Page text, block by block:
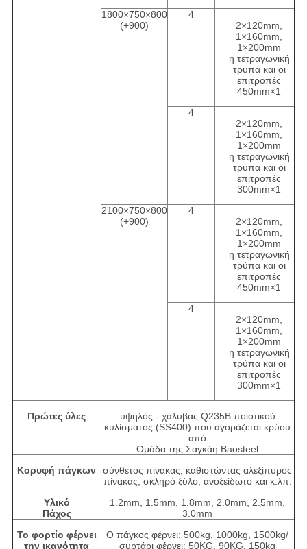
1800×750×800
(+900)
4
2×120mm,
1×160mm,
1×200mm
η τετραγωνική
τρύπα και οι
επιτροπές
450mm×1
4
2×120mm,
1×160mm,
1×200mm
η τετραγωνική
τρύπα και οι
επιτροπές
300mm×1
2100×750×800
(+900)
4
2×120mm,
1×160mm,
1×200mm
η τετραγωνική
τρύπα και οι
επιτροπές
450mm×1
4
2×120mm,
1×160mm,
1×200mm
η τετραγωνική
τρύπα και οι
επιτροπές
300mm×1
Πρώτες ύλες
υψηλός - χάλυβας Q235B ποιοτικού
κυλίσματος (SS400) που αγοράζεται κρύου
από
Ομάδα της Σαγκάη Baosteel
Κορυφή πάγκων
σύνθετος πίνακας, καθιστώντας αλεξίπυρος
πίνακας, σκληρό ξύλο, ανοξείδωτο και κ.λπ.
Υλικό
Πάχος
1.2mm, 1.5mm, 1.8mm, 2.0mm, 2.5mm,
3.0mm
Το φορτίο φέρνει
την ικανότητα
Ο πάγκος φέρνει: 500kg, 1000kg, 1500kg/
συρτάρι φέρνει: 50KG, 90KG, 150kg